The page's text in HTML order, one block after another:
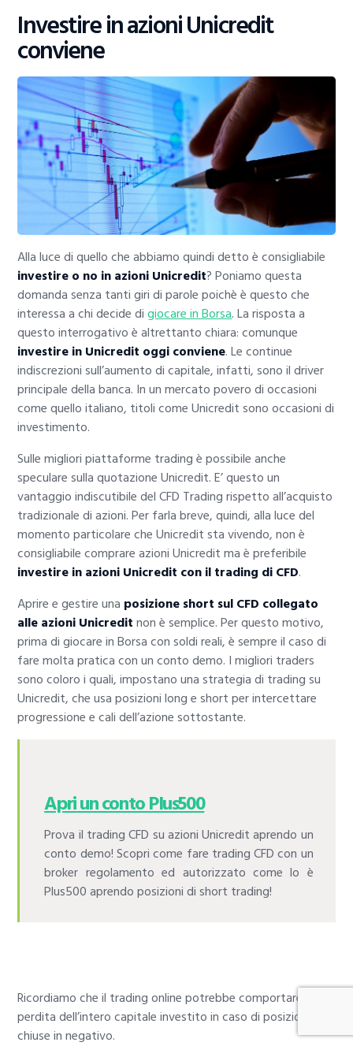
Investire in azioni Unicredit
conviene
Alla luce di quello che abbiamo quindi detto è consigliabile
investire o no in azioni Unicredit? Poniamo questa
domanda senza tanti giri di parole poichè è questo che
interessa a chi decide digiocare in Borsa. La risposta a
questo interrogativo è altrettanto chiara: comunque
investire in Unicredit oggi conviene. Le continue
indiscrezioni sull’aumento di capitale, infatti, sono il driver
principale della banca. In un mercato povero di occasioni
come quello italiano, titoli come Unicredit sono occasioni di
investimento.
Sulle migliori piattaforme trading è possibile anche
speculare sulla quotazione Unicredit. E’ questo un
vantaggio indiscutibile del CFD Trading rispetto all’acquisto
tradizionale di azioni. Per farla breve, quindi, alla luce del
momento particolare che Unicredit sta vivendo, non è
consigliabile comprare azioni Unicredit ma è preferibile
investire in azioni Unicredit con il trading di CFD.
Aprire e gestire una posizione short sul CFD collegato
alle azioni Unicreditnon è semplice. Per questo motivo,
prima di giocare in Borsa con soldi reali, è sempre il caso di
fare molta pratica con un conto demo. I migliori traders
sono coloro i quali, impostano una strategia di trading su
Unicredit, che usa posizioni long e short per intercettare
progressione e cali dell’azione sottostante.
Apri un conto Plus500
Prova il trading CFD su azioni Unicredit aprendo un
conto demo! Scopri come fare trading CFD con un
broker regolamento ed autorizzato come lo è
Plus500 aprendo posizioni di short trading!
Ricordiamo che il trading online potrebbe comportare la
perdita dell’intero capitale investito in caso di posizioni
chiuse in negativo.